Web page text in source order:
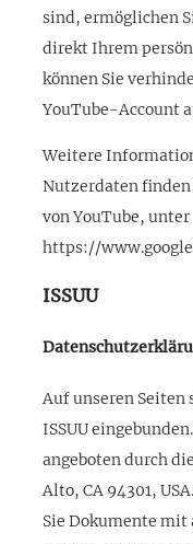
sind, ermöglichen
direkt Ihrem
können Sie
YouTube-Account
Weitere
Nutzerdaten
von YouTube, unter
https://
ISSUU
Auf unseren Seiten
ISSUU
angeboten durch
Alto, CA 94301,
Sie Dokumente mit